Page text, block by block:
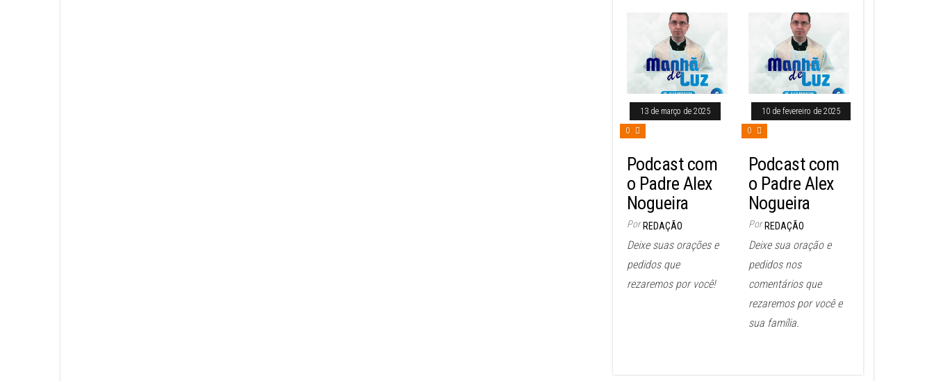
13 de março de 2025
0
Podcast com
o Padre Alex
Nogueira
Por REDAÇÃO
Deixe suas orações e
pedidos que
rezaremos por você!
10 de fevereiro de 2025
0
Podcast com
o Padre Alex
Nogueira
Por REDAÇÃO
Deixe sua oração e
pedidos nos
comentários que
rezaremos por você e
sua família.